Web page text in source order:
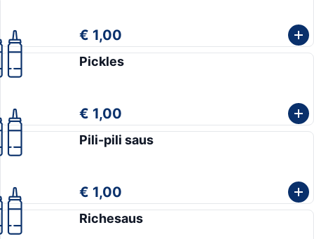
€ 1,00
Pickles
€ 1,00
Pili-pili saus
€ 1,00
Richesaus